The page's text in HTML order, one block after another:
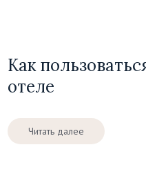
Как
отеле
Читать далее